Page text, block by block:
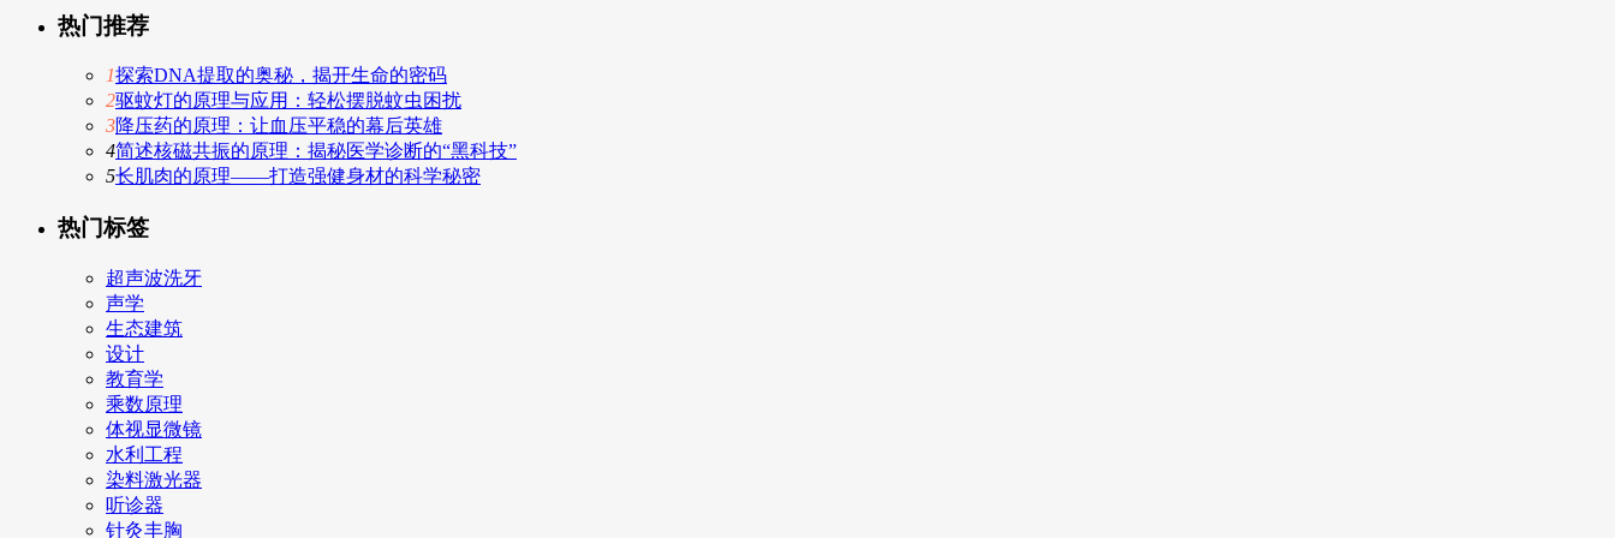
热门推荐
1探索DNA提取的奥秘，揭开生命的密码
2驱蚊灯的原理与应用：轻松摆脱蚊虫困扰
3降压药的原理：让血压平稳的幕后英雄
4简述核磁共振的原理：揭秘医学诊断的“黑科技”
5长肌肉的原理——打造强健身材的科学秘密
热门标签
超声波洗牙
声学
生态建筑
设计
教育学
乘数原理
体视显微镜
水利工程
染料激光器
听诊器
针灸丰胸